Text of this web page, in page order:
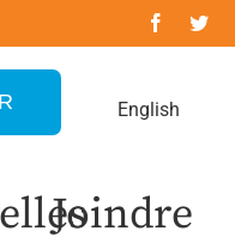
English
Joindre